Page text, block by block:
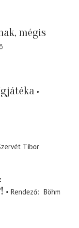
mégis
Tibor
Rendező
Böhm